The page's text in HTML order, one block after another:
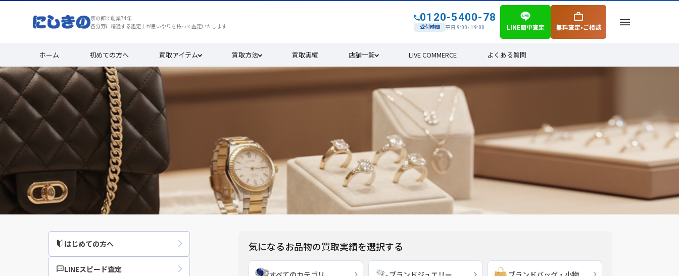
京の都で創業74年
各分野に精通する鑑定士が思いやりを持って査定いたします
0120-5400-78
受付時間 平日 9:00~19:00 LINE簡単査定 無料査定•ご相談
ホーム 初めての方へ 買取アイテム 買取方法 買取実績 店舗一覧 LIVE COMMERCE よくある質問
宝石・貴金属の買取実績
宝石・貴金属の買取実績
はじめての方へ
LINEスピード査定
気になるお品物の買取実績を選択する